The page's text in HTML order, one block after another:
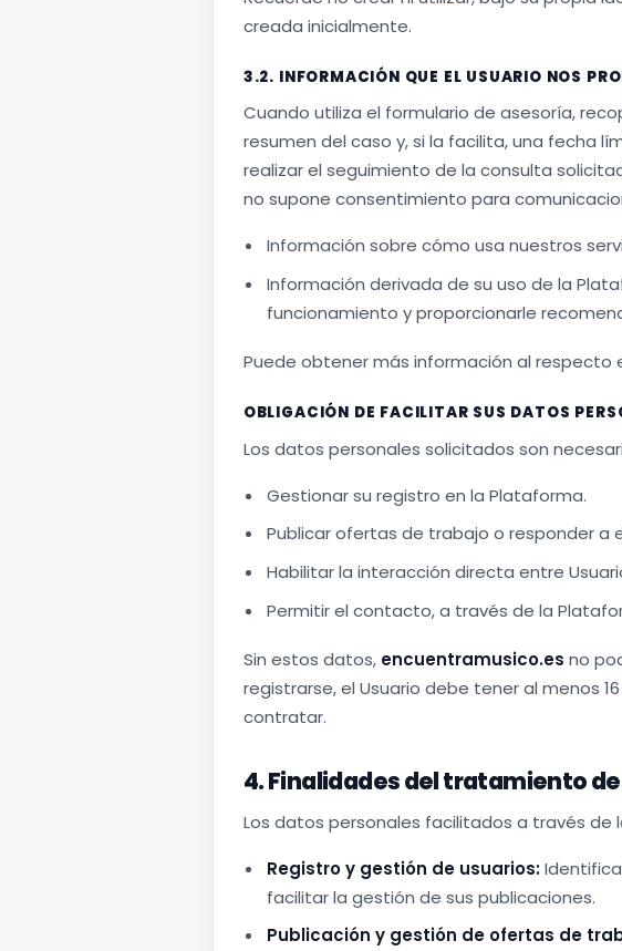
creada inicialmente.
3.2. INFORMACIÓN QUE EL USUARIO NOS
Cuando utiliza el formulario de asesoría,
resumen del caso y, si la facilita, una fecha
realizar el seguimiento de la consulta
no supone consentimiento para
Información sobre cómo usa nuestros
Información derivada de su uso de la
funcionamiento y proporcionarle
Puede obtener más información al respecto
OBLIGACIÓN DE FACILITAR SUS DATOS
Los datos personales solicitados son
Gestionar su registro en la Plataforma.
Publicar ofertas de trabajo o responder a
Habilitar la interacción directa entre
Permitir el contacto, a través de la
Sin estos datos, encuentramusico.es no
registrarse, el Usuario debe tener al menos
contratar.
4. Finalidades del tratamiento
Los datos personales facilitados a través
Registro y gestión de usuarios:
facilitar la gestión de sus publicaciones.
Publicación y gestión de ofertas de